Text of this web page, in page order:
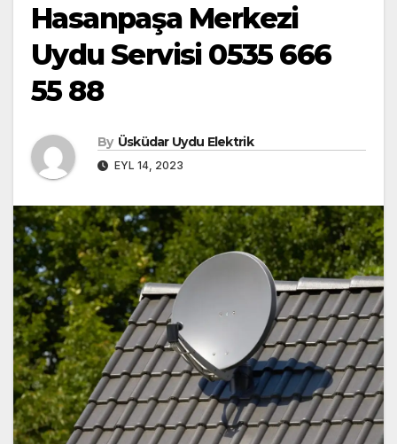
Hasanpaşa Merkezi
Uydu Servisi 0535 666
55 88
By Üsküdar Uydu Elektrik
EYL 14, 2023